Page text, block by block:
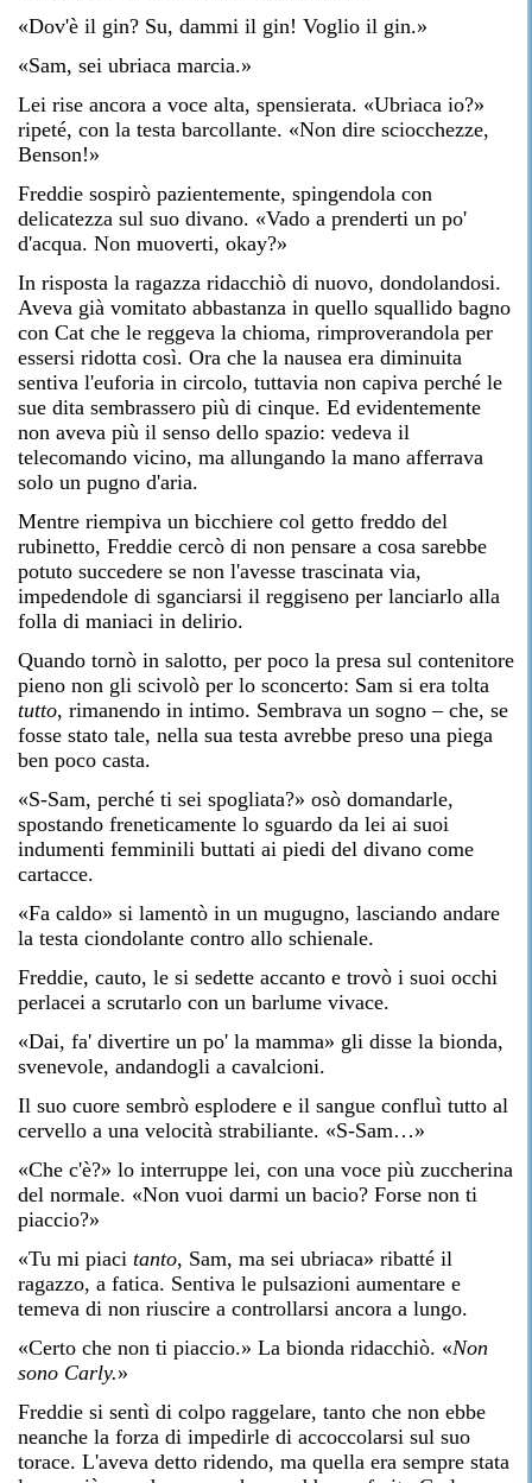
«Dov'è il gin? Su, dammi il gin! Voglio il gin.»
«Sam, sei ubriaca marcia.»
Lei rise ancora a voce alta, spensierata. «Ubriaca io?»
ripeté, con la testa barcollante. «Non dire sciocchezze,
Benson!»
Freddie sospirò pazientemente, spingendola con
delicatezza sul suo divano. «Vado a prenderti un po'
d'acqua. Non muoverti, okay?»
In risposta la ragazza ridacchiò di nuovo, dondolandosi.
Aveva già vomitato abbastanza in quello squallido bagno
con Cat che le reggeva la chioma, rimproverandola per
essersi ridotta così. Ora che la nausea era diminuita
sentiva l'euforia in circolo, tuttavia non capiva perché le
sue dita sembrassero più di cinque. Ed evidentemente
non aveva più il senso dello spazio: vedeva il
telecomando vicino, ma allungando la mano afferrava
solo un pugno d'aria.
Mentre riempiva un bicchiere col getto freddo del
rubinetto, Freddie cercò di non pensare a cosa sarebbe
potuto succedere se non l'avesse trascinata via,
impedendole di sganciarsi il reggiseno per lanciarlo alla
folla di maniaci in delirio.
Quando tornò in salotto, per poco la presa sul contenitore
pieno non gli scivolò per lo sconcerto: Sam si era tolta
tutto, rimanendo in intimo. Sembrava un sogno – che, se
fosse stato tale, nella sua testa avrebbe preso una piega
ben poco casta.
«S-Sam, perché ti sei spogliata?» osò domandarle,
spostando freneticamente lo sguardo da lei ai suoi
indumenti femminili buttati ai piedi del divano come
cartacce.
«Fa caldo» si lamentò in un mugugno, lasciando andare
la testa ciondolante contro allo schienale.
Freddie, cauto, le si sedette accanto e trovò i suoi occhi
perlacei a scrutarlo con un barlume vivace.
«Dai, fa' divertire un po' la mamma» gli disse la bionda,
svenevole, andandogli a cavalcioni.
Il suo cuore sembrò esplodere e il sangue confluì tutto al
cervello a una velocità strabiliante. «S-Sam…»
«Che c'è?» lo interruppe lei, con una voce più zuccherina
del normale. «Non vuoi darmi un bacio? Forse non ti
piaccio?»
«Tu mi piaci tanto, Sam, ma sei ubriaca» ribatté il
ragazzo, a fatica. Sentiva le pulsazioni aumentare e
temeva di non riuscire a controllarsi ancora a lungo.
«Certo che non ti piaccio.» La bionda ridacchiò. «Non
sono Carly.»
Freddie si sentì di colpo raggelare, tanto che non ebbe
neanche la forza di impedirle di accoccolarsi sul suo
torace. L'aveva detto ridendo, ma quella era sempre stata